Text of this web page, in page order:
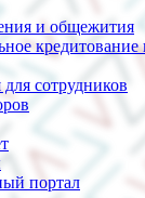
и общежития
сотрудников
портал